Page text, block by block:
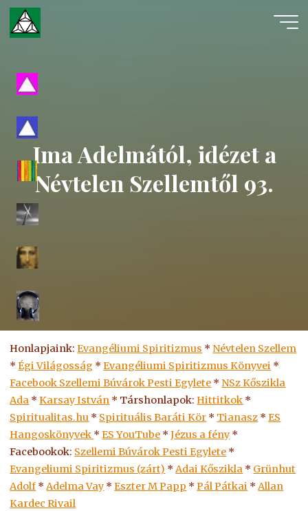
Skip
content
Ima Adelmától, idézet a
Névtelen Szellemtől 93.
Honlapjaink:Evangéliumi Spiritizmus * Névtelen Szellem
*Égi Világosság *Evangéliumi Spiritizmus Könyvei *
Facebook Szellemi Búvárok Pesti Egylete * NSz Kőszikla
Ada *Karsay István * Társhonlapok:Hittitkok *
Spiritualitas.hu * Spirituális Baráti Kör * Tianasz *ES
Hangoskönyvek *ESYouTube *Jézus a fény *
Facebookok: Szellemi Búvárok Pesti Egylete *
Evangeliumi Spiritizmus (zárt) *Adai Kőszikla * Grünhut
Adolf *Adelma Vay *Eszter M Papp *Pál Pátkai *Allan
Kardec Rivail